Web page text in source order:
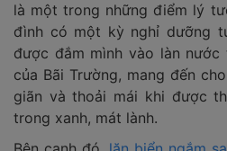
là một trong những điểm lý
đình có một kỳ nghỉ dưỡng
được đắm mình vào làn
của Bãi Trường, mang đến
giãn và thoải mái khi được
trong xanh, mát lành.